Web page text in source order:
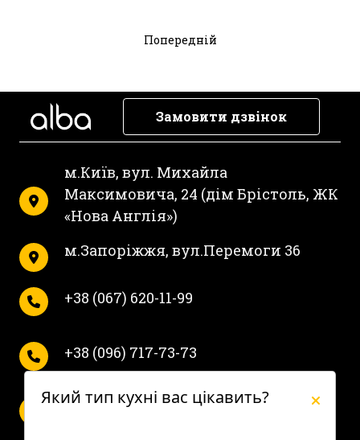
Який тип кухні вас цікавить?
Попередній
Замовити дзвінок
м.Київ, вул. Михайла
Максимовича, 24 (дім Брістоль, ЖК
«Нова Англія»)
м.Запоріжжя, вул.Перемоги 36
+38 (067) 620-11-99
+38 (096) 717-73-73
Пн-Пт с 10 до 19.